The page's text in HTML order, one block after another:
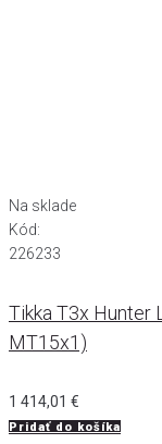
Na sklade
Kód:
226233
Tikka T3x Hunter
MT15x1)
1 414,01 €
Pridať do košíka